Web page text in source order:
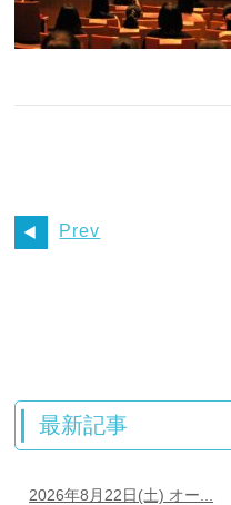
Prev
最新記事
2026年8月22日(土) オー...